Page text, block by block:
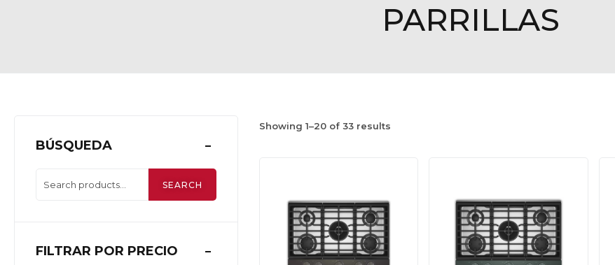
PARRILLAS
BÚSQUEDA
SEARCH
FILTRAR POR PRECIO
Showing 1–20 of 33 results